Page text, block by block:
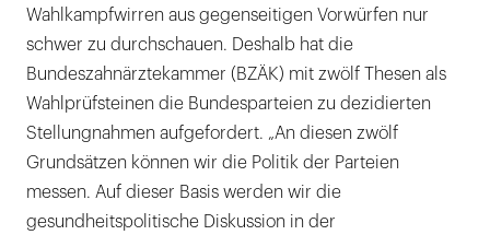
Wahlkampfwirren aus gegenseitigen Vorwürfen nur
schwer zu durchschauen. Deshalb hat die
Bundeszahnärztekammer (BZÄK) mit zwölf Thesen als
Wahlprüfsteinen die Bundesparteien zu dezidierten
Stellungnahmen aufgefordert. „An diesen zwölf
Grundsätzen können wir die Politik der Parteien
messen. Auf dieser Basis werden wir die
gesundheitspolitische Diskussion in der